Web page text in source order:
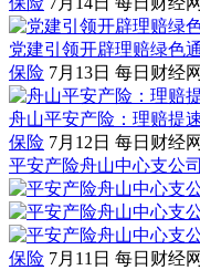
党建引领开辟理赔绿色
保险 7月13日 每日财经网
舟山平安产险：理赔提
保险 7月12日 每日财经网
平安产险舟山中心支公
保险 7月11日 每日财经网